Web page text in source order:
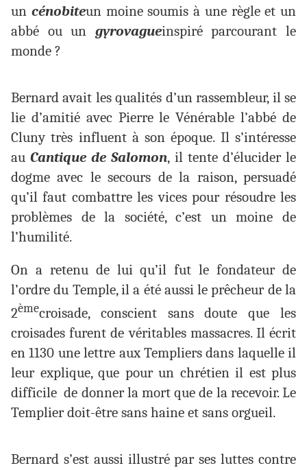
un cénobiteun moine soumis à une règle et un
abbé ou un gyrovagueinspiré parcourant le
monde ?
Bernard avait les qualités d’un rassembleur, il se
lie d’amitié avec Pierre le Vénérable l’abbé de
Cluny très influent à son époque. Il s’intéresse
auCantique de Salomon, il tente d’élucider le
dogme avec le secours de la raison, persuadé
qu’il faut combattre les vices pour résoudre les
problèmes de la société, c’est un moine de
l’humilité.
On a retenu de lui qu’il fut le fondateur de
l’ordre du Temple, il a été aussi le prêcheur de la
2èmecroisade, conscient sans doute que les
croisades furent de véritables massacres. Il écrit
en 1130 une lettre aux Templiers dans laquelle il
leur explique, que pour un chrétien il est plus
difficile de donner la mort que de la recevoir. Le
Templier doit-être sans haine et sans orgueil.
Bernard s’est aussi illustré par ses luttes contre